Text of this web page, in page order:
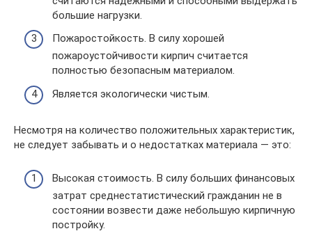
большие нагрузки.
Пожаростойкость. В силу хорошей
пожароустойчивости кирпич считается
полностью безопасным материалом.
Является экологически чистым.
Несмотря на количество положительных характеристик,
не следует забывать и о недостатках материала — это:
Высокая стоимость. В силу больших финансовых
затрат среднестатистический гражданин не в
состоянии возвести даже небольшую кирпичную
постройку.